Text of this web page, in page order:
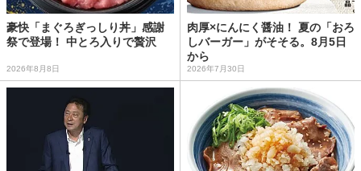
豪快「まぐろぎっしり丼」感謝
祭で登場！ 中とろ入りで贅沢
2026年8月8日
肉厚×にんにく醤油！ 夏の「おろ
しバーガー」がそそる。8月5日
から
2026年7月30日